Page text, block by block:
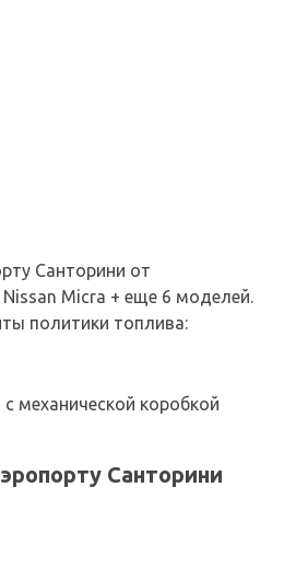
Санторини от
Nissan Micra + еще 6 моделей.
политики топлива:
механической коробкой
Санторини